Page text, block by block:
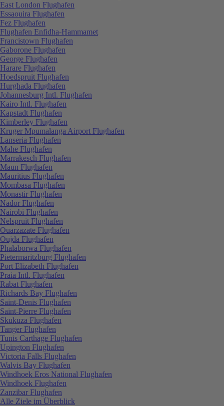
East London Flughafen
Essaouira Flughafen
Fez Flughafen
Flughafen Enfidha-Hammamet
Francistown Flughafen
Gaborone Flughafen
George Flughafen
Harare Flughafen
Hoedspruit Flughafen
Hurghada Flughafen
Johannesburg Intl. Flughafen
Kairo Intl. Flughafen
Kapstadt Flughafen
Kimberley Flughafen
Kruger Mpumalanga Airport Flughafen
Lanseria Flughafen
Mahe Flughafen
Marrakesch Flughafen
Maun Flughafen
Mauritius Flughafen
Mombasa Flughafen
Monastir Flughafen
Nador Flughafen
Nairobi Flughafen
Nelspruit Flughafen
Ouarzazate Flughafen
Oujda Flughafen
Phalaborwa Flughafen
Pietermaritzburg Flughafen
Port Elizabeth Flughafen
Praia Intl. Flughafen
Rabat Flughafen
Richards Bay Flughafen
Saint-Denis Flughafen
Saint-Pierre Flughafen
Skukuza Flughafen
Tanger Flughafen
Tunis Carthage Flughafen
Upington Flughafen
Victoria Falls Flughafen
Walvis Bay Flughafen
Windhoek Eros National Flughafen
Windhoek Flughafen
Zanzibar Flughafen
Alle Ziele im Überblick